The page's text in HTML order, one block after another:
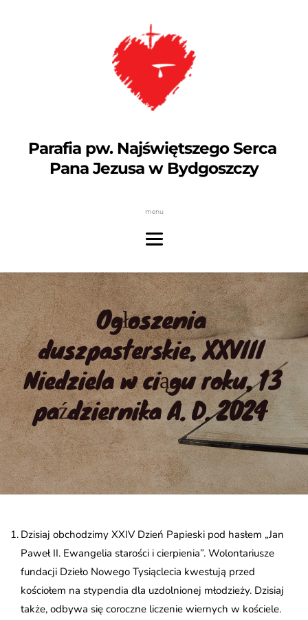
Parafia pw. Najświętszego Serca
Pana Jezusa w Bydgoszczy
menu
Ogłoszenia
duszpasterskie, XXVIII
Niedziela w ciągu roku, 13
października A. D. 2024
Dzisiaj obchodzimy XXIV Dzień Papieski pod hasłem „Jan
Paweł II. Ewangelia starości i cierpienia”. Wolontariusze
fundacji Dzieło Nowego Tysiąclecia kwestują przed
kościołem na stypendia dla uzdolnionej młodzieży. Dzisiaj
także, odbywa się coroczne liczenie wiernych w kościele.